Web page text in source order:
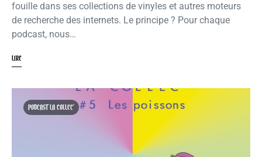
fouille dans ses collections de vinyles et autres moteurs
de recherche des internets. Le principe ? Pour chaque
podcast, nous…
LIRE
PODCAST LA COLLEC'